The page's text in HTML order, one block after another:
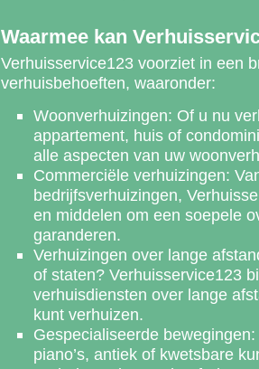
Waarmee kan
Verhuisservice123 voorziet in een
verhuisbehoeften, waaronder:
Woonverhuizingen: Of u nu
appartement, huis of
alle aspecten van uw
Commerciële verhuizingen:
bedrijfsverhuizingen,
en middelen om een soepele
garanderen.
Verhuizingen over lange
of staten? Verhuisservice123
verhuisdiensten over lange
kunt verhuizen.
Gespecialiseerde
piano’s, antiek of kwetsbare